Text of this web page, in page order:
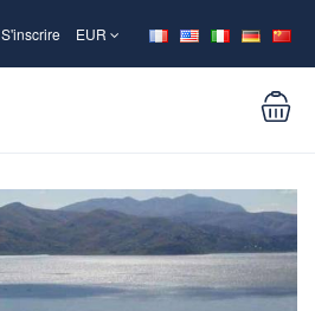
S'inscrire EUR